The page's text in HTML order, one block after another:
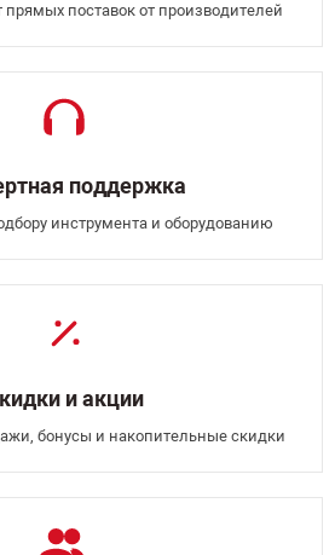
поставок от производителей
поддержка
инструмента и оборудованию
и акции
бонусы и накопительные скидки